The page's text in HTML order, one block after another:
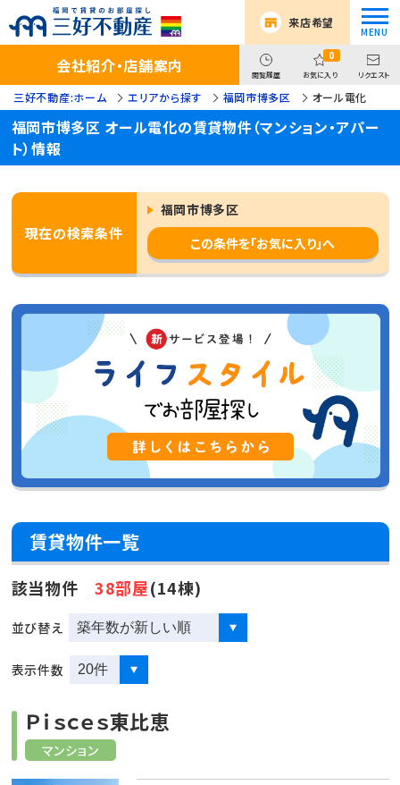
来店希望
会社紹介・店舗案内 閲覧履歴
0
お気に入り リクエスト
三好不動産:ホーム エリアから探す 福岡市博多区 オール電化
福岡市博多区 オール電化の賃貸物件（マンション・アパー
ト）情報
現在の検索条件
福岡市博多区
この条件を「お気に入り」へ
賃貸物件一覧
該当物件 38部屋(14棟)
並び替え
表示件数
マンション
Ｐｉｓｃｅｓ東比恵